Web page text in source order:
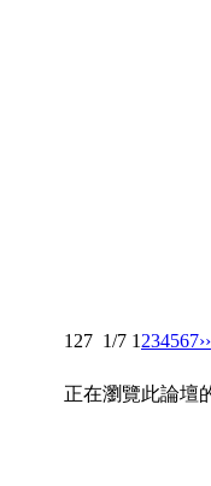
127 1/7 1 234567››
正在瀏覽此論壇